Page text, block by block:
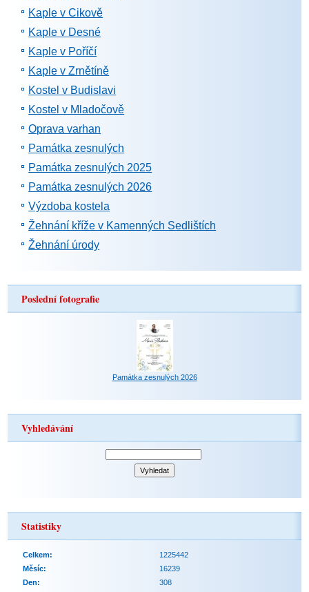
Kaple v Cikově
Kaple v Desné
Kaple v Poříčí
Kaple v Zrnětíně
Kostel v Budislavi
Kostel v Mladočově
Oprava varhan
Památka zesnulých
Památka zesnulých 2025
Památka zesnulých 2026
Výzdoba kostela
Žehnání kříže v Kamenných Sedlištích
Žehnání úrody
Poslední fotografie
Památka zesnulých 2026
Vyhledávání
Statistiky
Celkem:
1225442
Měsíc:
16239
Den:
308